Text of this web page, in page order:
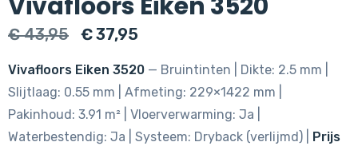
Vivafloors Eiken 3520
€43,95
Oorspronkelijke
€ 43,95.
€37,95
€ 37,95.
Vivafloors Eiken 3520 — Bruintinten | Dikte: 2.5 mm |
Slijtlaag: 0.55 mm | Afmeting: 229×1422 mm |
Pakinhoud: 3.91 m² | Vloerverwarming: Ja |
Waterbestendig: Ja | Systeem: Dryback (verlijmd) |
Prijs